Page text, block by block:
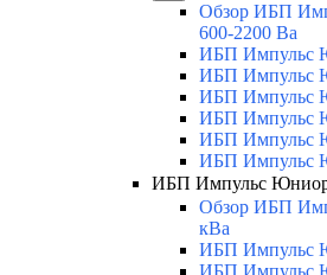
Обзор ИБП
600-2200 Ва
ИБП Импульс
ИБП Импульс
ИБП Импульс
ИБП Импульс
ИБП Импульс
ИБП Импульс
ИБП Импульс
Обзор ИБП
кВа
ИБП Импульс